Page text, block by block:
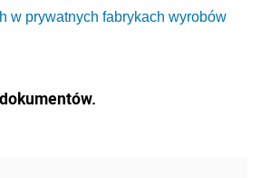
w prywatnych fabrykach wyrobów